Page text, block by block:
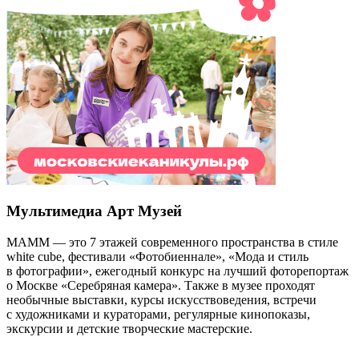
Мультимедиа Арт Музей
МАММ — это 7 этажей современного пространства в стиле
white cube, фестивали «Фотобиеннале», «Мода и стиль
в фотографии», ежегодный конкурс на лучший фоторепортаж
о Москве «Серебряная камера». Также в музее проходят
необычные выставки, курсы искусствоведения, встречи
с художниками и кураторами, регулярные кинопоказы,
экскурсии и детские творческие мастерские.